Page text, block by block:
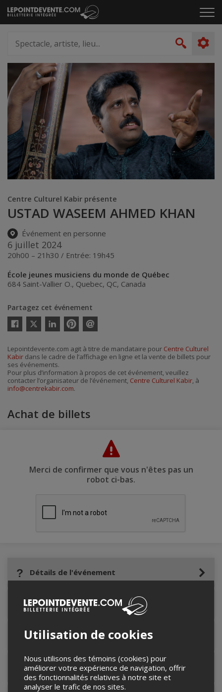
Passer
au
le
artiste,
lieu...
Centre Culturel Kabir présente
USTAD WASEEM AHMED KHAN
Événement en personne
6 juillet 2024
20h00 – 21h30 / Entrée: 19h45
École jeunes musiciens du monde de Québec
684 Saint-Vallier O., Quebec, QC, Canada
Partagez cet événement
Twitter
courriel
Lepointdevente.com agit à titre de mandataire pour Centre Culturel
Kabir dans le cadre de l’affichage en ligne et la vente de billets pour
ses événements.
Pour plus d’information à propos de cet événement, veuillez
contacter l’organisateur de l’événement, Centre Culturel Kabir, à
info@centrekabir.com.
Achat de billets
Merci de confirmer que vous n'êtes pas un
robot ci-bas.
Détails de l'événement
Accès au site de l'événement
Informations relatives au stationnement
Lieu de l'événement
Utilisation de cookies
Nous utilisons des témoins (cookies) pour
améliorer votre expérience de navigation, offrir
des fonctionnalités relatives à notre site et
analyser le trafic de nos sites.